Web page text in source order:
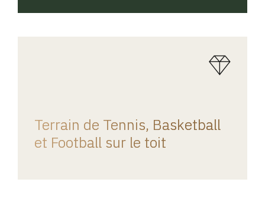
Terrain de Tennis, Basketball
et Football sur le toit